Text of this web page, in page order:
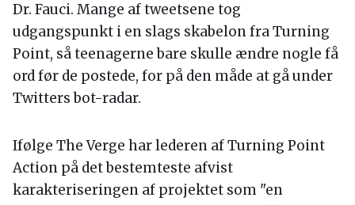
Dr. Fauci. Mange af tweetsene tog
udgangspunkt i en slags skabelon fra Turning
Point, så teenagerne bare skulle ændre nogle få
ord før de postede, for på den måde at gå under
Twitters bot-radar.
Ifølge The Verge har lederen af Turning Point
Action på det bestemteste afvist
karakteriseringen af projektet som "en